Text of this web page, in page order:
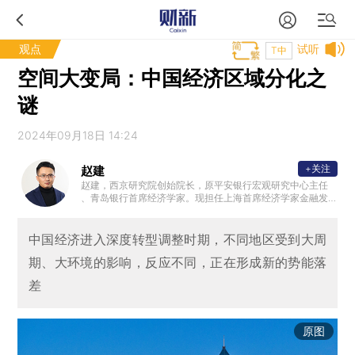
观点 试听
T中
空间大变局：中国经济区域分化之
谜
2024年09月18日 14:24
赵建
赵建，西京研究院创始院长，原平安银行宏观研究中心主任
、青岛银行首席经济学家。现担任上海首席经济学家金融发
师、研究员，CF40青年学者，中国银行、中银协、重庆银行
、长沙银行等特聘顾问。主持和参与国家社科基金重大和一
般项目多项，在《经济研究》、《金融研究》、《经济学动
+关注
中国经济进入深度转型调整时期，不同地区受到大周
期、大环境的影响，反应不同，正在形成新的势能落
差
原图